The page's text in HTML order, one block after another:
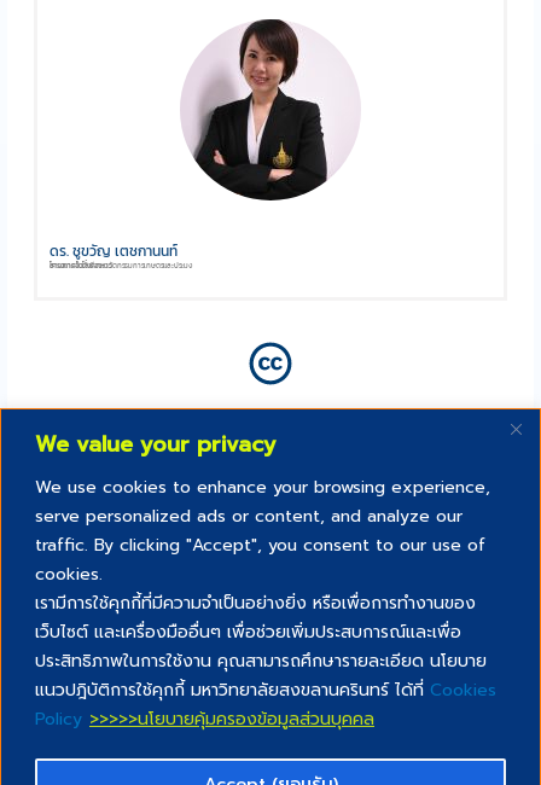
We value your privacy
We use cookies to enhance your browsing experience,
serve personalized ads or content, and analyze our
traffic. By clicking "Accept", you consent to our use of
cookies.
เรามีการใช้คุกกี้ที่มีความจำเป็นอย่างยิ่ง หรือเพื่อการทำงานของ
เว็บไซต์ และเครื่องมืออื่นๆ เพื่อช่วยเพิ่มประสบการณ์และเพื่อ
ประสิทธิภาพในการใช้งาน คุณสามารถศึกษารายละเอียด นโยบาย
แนวปฎิบัติการใช้คุกกี้ มหาวิทยาลัยสงขลานครินทร์ ได้ที่ Cookies
Policy >>>>>นโยบายคุ้มครองข้อมูลส่วนบุคคล
ดร. ชูขวัญ เตชกานนท์
สาขาเทคโนโลยีอาหาร
โครงการจัดตั้งคณะนวัตกรรมการเกษตรและประมง
Creative commons สัญญาอนุญาตสิทธิ์
“สื่อการสอนนี้เป็นส่วนหนึ่งของ PSU lifelong และเผยแพร่ภายใต้
สัญญาอนุญาตสิทธิ์แบบ Creative Commons ด้วยเงื่อนไข CC BY NC